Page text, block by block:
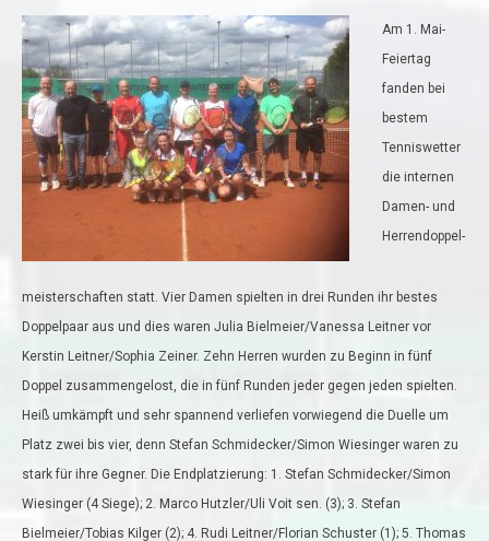
Am 1. Mai-
Feiertag
fanden bei
bestem
Tenniswetter
die internen
Damen- und
Herrendoppel-
meisterschaften statt. Vier Damen spielten in drei Runden ihr bestes
Doppelpaar aus und dies waren Julia Bielmeier/Vanessa Leitner vor
Kerstin Leitner/Sophia Zeiner. Zehn Herren wurden zu Beginn in fünf
Doppel zusammengelost, die in fünf Runden jeder gegen jeden spielten.
Heiß umkämpft und sehr spannend verliefen vorwiegend die Duelle um
Platz zwei bis vier, denn Stefan Schmidecker/Simon Wiesinger waren zu
stark für ihre Gegner. Die Endplatzierung: 1. Stefan Schmidecker/Simon
Wiesinger (4 Siege); 2. Marco Hutzler/Uli Voit sen. (3); 3. Stefan
Bielmeier/Tobias Kilger (2); 4. Rudi Leitner/Florian Schuster (1); 5. Thomas